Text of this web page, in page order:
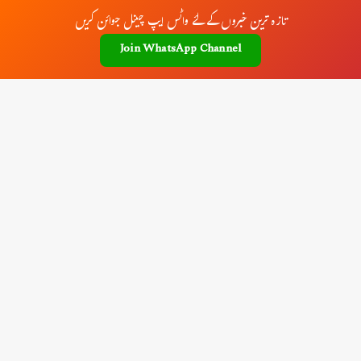
تازہ ترین خبروں کے لئے واٹس ایپ چینل جوائن کریں
Join WhatsApp Channel